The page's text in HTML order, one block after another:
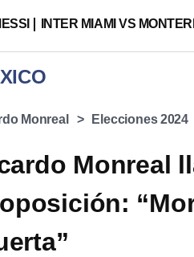
INTER MIAMI VS
Monreal Elecciones 2024
Monreal